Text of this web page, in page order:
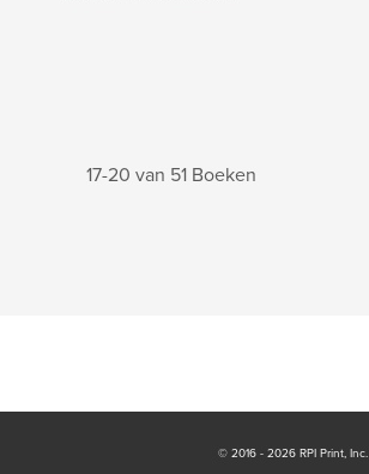
17-20 van 51 Boeken
© 2016 - 2026 RPI Print, Inc.